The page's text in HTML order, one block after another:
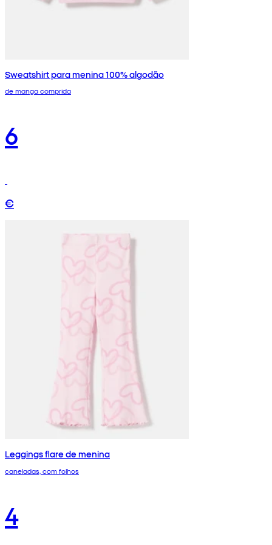
Sweatshirt para menina 100% algodão
de manga comprida
6
€
Leggings flare de menina
caneladas, com folhos
4